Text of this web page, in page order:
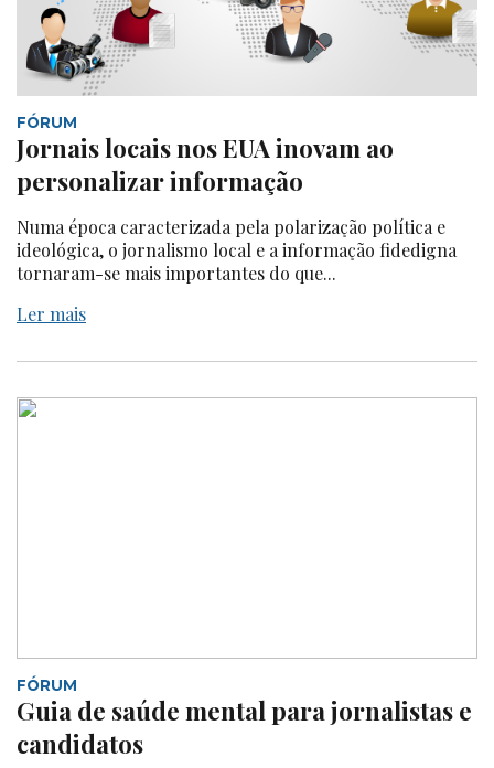
FÓRUM
Jornais locais nos EUA inovam ao
personalizar informação
Numa época caracterizada pela polarização política e
ideológica, o jornalismo local e a informação fidedigna
tornaram-se mais importantes do que...
Ler mais
FÓRUM
Guia de saúde mental para jornalistas e
candidatos